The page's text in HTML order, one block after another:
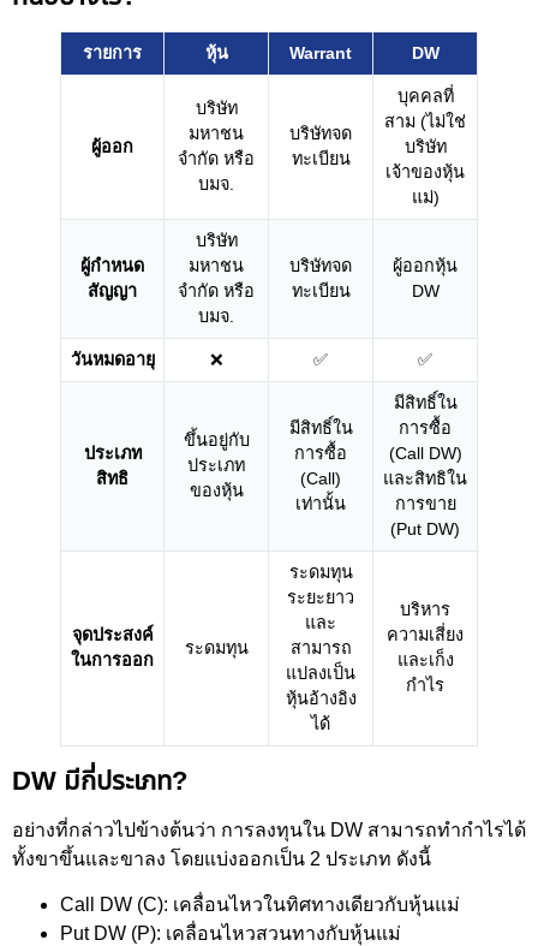
รายการ หุ้น Warrant DW
ผู้ออก
บริษัท
มหาชน
จำกัด หรือ
บมจ.
บริษัทจด
ทะเบียน
บุคคลที่
สาม (ไม่ใช่
บริษัท
เจ้าของหุ้น
แม่)
ผู้กำหนด
สัญญา
บริษัท
มหาชน
จำกัด หรือ
บมจ.
บริษัทจด
ทะเบียน
ผู้ออกหุ้น
DW
วันหมดอายุ ❌ ✅ ✅
ประเภท
สิทธิ
ขึ้นอยู่กับ
ประเภท
ของหุ้น
มีสิทธิ์ใน
การซื้อ
(Call)
เท่านั้น
มีสิทธิ์ใน
การซื้อ
(Call DW)
และสิทธิใน
การขาย
(Put DW)
จุดประสงค์
ในการออก
ระดมทุน
ระดมทุน
ระยะยาว
และ
สามารถ
แปลงเป็น
หุ้นอ้างอิง
ได้
บริหาร
ความเสี่ยง
และเก็ง
กำไร
DW มีกี่ประเภท?
อย่างที่กล่าวไปข้างต้นว่า การลงทุนใน DW สามารถทำกำไรได้
ทั้งขาขึ้นและขาลง โดยแบ่งออกเป็น 2 ประเภท ดังนี้
Call DW (C): เคลื่อนไหวในทิศทางเดียวกับหุ้นแม่
Put DW (P): เคลื่อนไหวสวนทางกับหุ้นแม่